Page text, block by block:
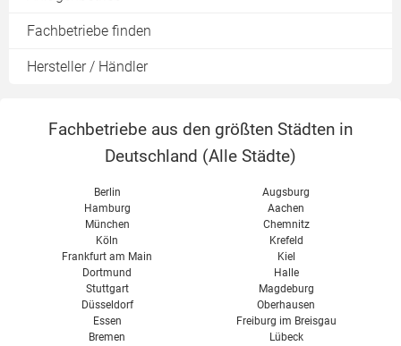
Wärmespeicher
Rauchabzug
Wartung & Reinigung
Fachbetriebe finden
Hersteller / Händler
Fachbetriebe aus den größten Städten in
Deutschland (Alle Städte)
Berlin
Hamburg
München
Köln
Frankfurt am Main
Dortmund
Stuttgart
Düsseldorf
Essen
Bremen
Augsburg
Aachen
Chemnitz
Krefeld
Kiel
Halle
Magdeburg
Oberhausen
Freiburg im Breisgau
Lübeck